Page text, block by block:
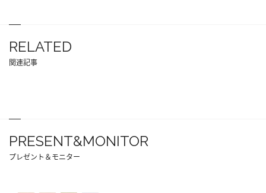
RELATED
関連記事
PRESENT&MONITOR
プレゼント＆モニター